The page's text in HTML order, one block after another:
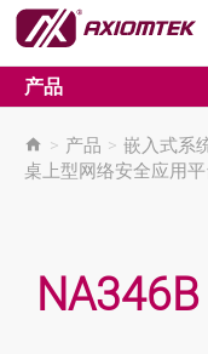
产品
> 产品 > 嵌入式系
桌上型网络安全应用平
NA346B